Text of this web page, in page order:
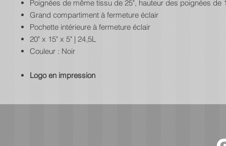
Poignées de même tissu de 25", hauteur des poignées de
Grand compartiment à fermeture éclair
Pochette intérieure à fermeture éclair
20" x 15" x 5" | 24,5L
Couleur : Noir
Logo en impression